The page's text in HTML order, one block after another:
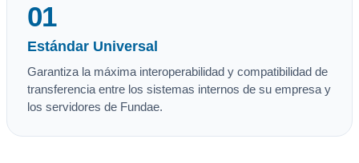
01
Estándar Universal
Garantiza la máxima interoperabilidad y compatibilidad de
transferencia entre los sistemas internos de su empresa y
los servidores de Fundae.